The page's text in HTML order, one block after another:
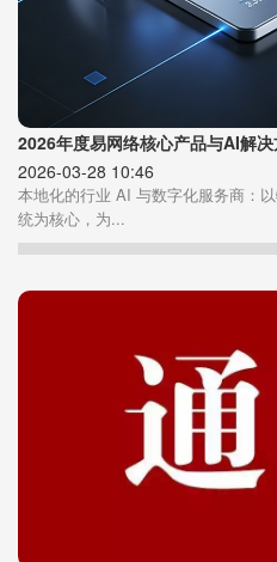
2026年度易网络核心产品与AI解
2026-03-28 10:46
本地化的行业 AI 与数字化服务商：
统为核心，为...